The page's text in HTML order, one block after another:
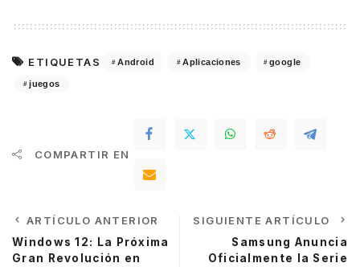
ETIQUETAS Android Aplicaciones google
juegos
COMPARTIR EN
ARTÍCULO ANTERIOR
Windows 12: La Próxima
Gran Revolución en
SIGUIENTE ARTÍCULO
Samsung Anuncia
Oficialmente la Serie